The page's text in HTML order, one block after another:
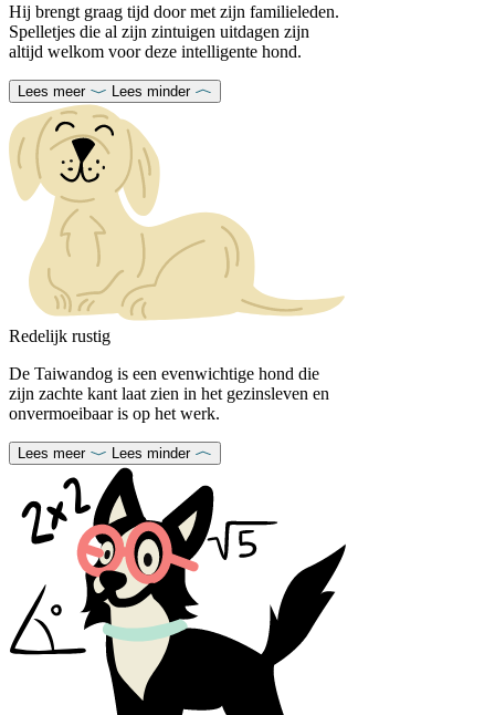
Hij brengt graag tijd door met zijn familieleden.
Spelletjes die al zijn zintuigen uitdagen zijn
altijd welkom voor deze intelligente hond.
Lees meer Lees minder
Redelijk rustig
De Taiwandog is een evenwichtige hond die
zijn zachte kant laat zien in het gezinsleven en
onvermoeibaar is op het werk.
Lees meer Lees minder